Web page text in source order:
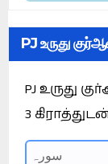
PJ உருது
PJ உருது
3